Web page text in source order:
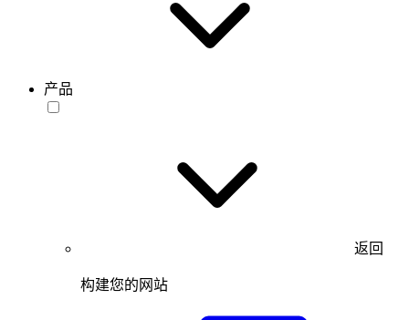
产品
返回
构建您的网站